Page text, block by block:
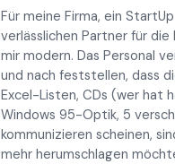
Für meine Firma, ein
verlässlichen Partner für
mir modern. Das Personal
und nach feststellen, dass
Excel-Listen, CDs (wer hat
Windows 95-Optik, 5
kommunizieren scheinen,
mehr herumschlagen